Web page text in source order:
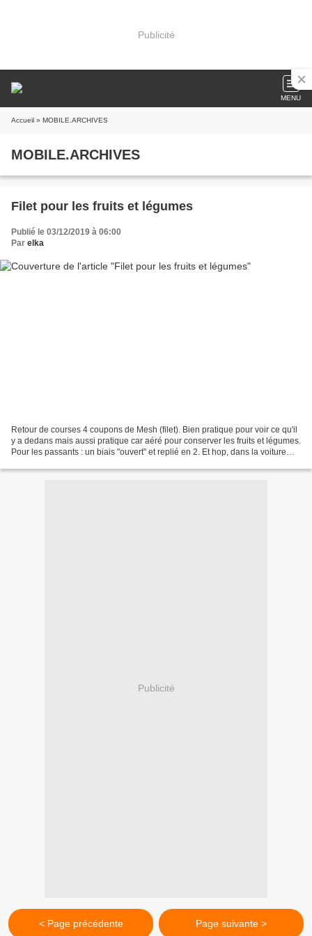
Publicité
MENU
Accueil » MOBILE.ARCHIVES
MOBILE.ARCHIVES
Filet pour les fruits et légumes
Publié le 03/12/2019 à 06:00
Par elka
Retour de courses 4 coupons de Mesh (filet). Bien pratique pour voir ce qu'il
y a dedans mais aussi pratique car aéré pour conserver les fruits et légumes.
Pour les passants : un biais "ouvert" et replié en 2. Et hop, dans la voiture
Publicité
< Page précédente Page suivante >